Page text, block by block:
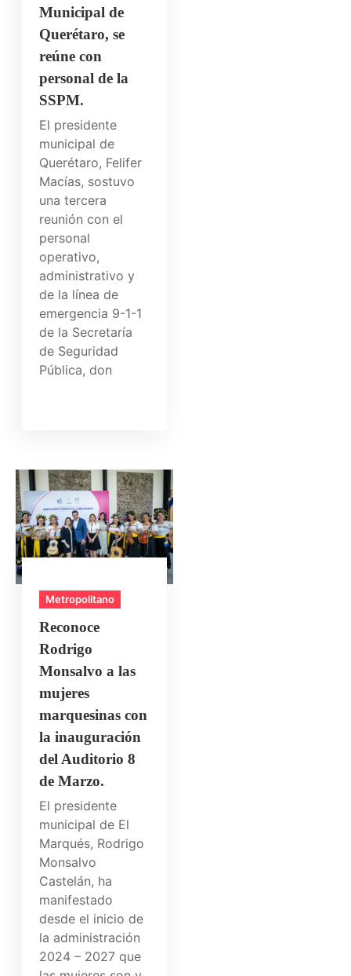
Municipal de
Querétaro, se
reúne con
personal de la
SSPM.
El presidente
municipal de
Querétaro, Felifer
Macías, sostuvo
una tercera
reunión con el
personal
operativo,
administrativo y
de la línea de
emergencia 9-1-1
de la Secretaría
de Seguridad
Pública, don
Metropolitano
Reconoce
Rodrigo
Monsalvo a las
mujeres
marquesinas con
la inauguración
del Auditorio 8
de Marzo.
El presidente
municipal de El
Marqués, Rodrigo
Monsalvo
Castelán, ha
manifestado
desde el inicio de
la administración
2024 – 2027 que